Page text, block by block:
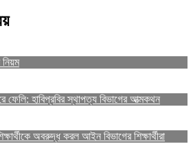
নিয়ম
ফেলি: হাবিপ্রবির স্থাপত্য বিভাগের আত্মকথন
অবরুদ্ধ করল আইন বিভাগের শিক্ষার্থীরা